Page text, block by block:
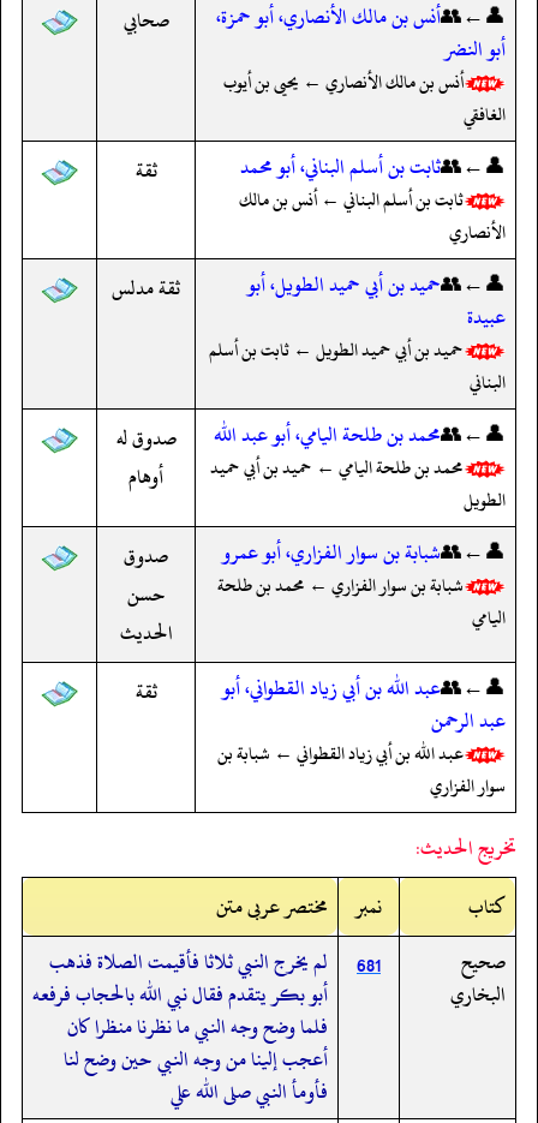
👤←👥أنس بن مالك الأنصاري، أبو حمزة،
أبو النضر
أنس بن مالك الأنصاري ← يحيى بن أيوب
الغافقي
صحابي
👤←👥ثابت بن أسلم البناني، أبو محمد
ثابت بن أسلم البناني ← أنس بن مالك
الأنصاري
ثقة
👤←👥حميد بن أبي حميد الطويل، أبو
عبيدة
حميد بن أبي حميد الطويل ← ثابت بن أسلم
البناني
ثقة مدلس
👤←👥محمد بن طلحة اليامي، أبو عبد الله
محمد بن طلحة اليامي ← حميد بن أبي حميد
الطويل
صدوق له
أوهام
👤←👥شبابة بن سوار الفزاري، أبو عمرو
شبابة بن سوار الفزاري ← محمد بن طلحة
اليامي
صدوق
حسن
الحديث
👤←👥عبد الله بن أبي زياد القطواني، أبو
عبد الرحمن
عبد الله بن أبي زياد القطواني ← شبابة بن
سوار الفزاري
ثقة
تخريج الحديث:
کتاب
نمبر
مختصر عربی متن
صحيح
البخاري
681
لم يخرج النبي ثلاثا فأقيمت الصلاة فذهب
أبو بكر يتقدم فقال نبي الله بالحجاب فرفعه
فلما وضح وجه النبي ما نظرنا منظرا كان
أعجب إلينا من وجه النبي حين وضح لنا
فأومأ النبي صلى الله علي